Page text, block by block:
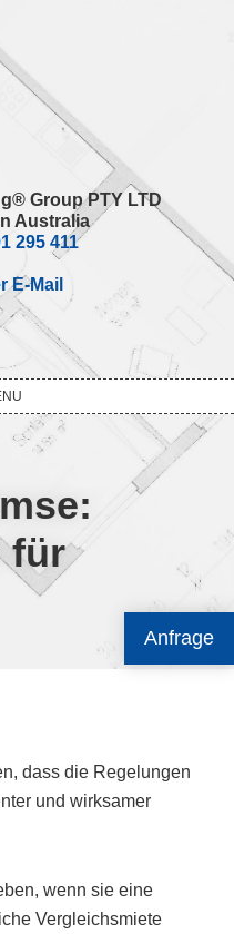
Anfrage
Group PTY LTD
Australia
295 411
E-Mail
für
dass die Regelungen
und wirksamer
wenn sie eine
Vergleichsmiete